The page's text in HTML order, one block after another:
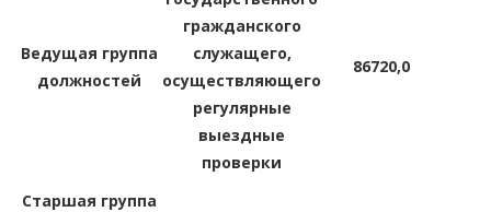
Ведущая группа
должностей
гражданского
служащего,
осуществляющего
регулярные
выездные
проверки
86720,0
Старшая группа